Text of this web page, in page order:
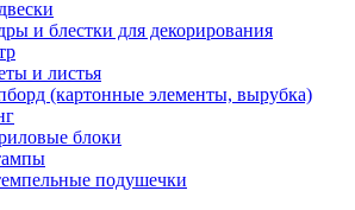
и блестки для декорирования
и листья
(картонные элементы, вырубка)
блоки
подушечки